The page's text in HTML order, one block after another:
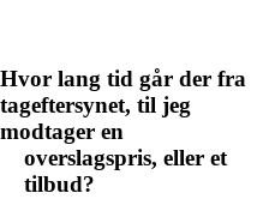
Hvor lang tid går der fra
tageftersynet, til jeg
modtager en
overslagspris, eller et
tilbud?